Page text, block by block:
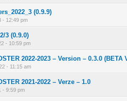
(0.9.9)
- 12:49 pm
0 z 5 možných
12345
3 (0.9.0)
- 10:59 pm
0 z 5 možných
12345
2022-2023 – Version – 0.3.0 (BETA
- 11:15 am
0 z 5 možných
12345
2021-2022 – Verze – 1.0
- 9:59 pm
0 z 5 možných
12345